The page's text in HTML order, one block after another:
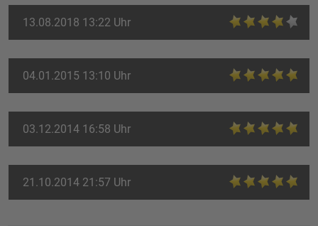
13.08.2018 13:22 Uhr
04.01.2015 13:10 Uhr
03.12.2014 16:58 Uhr
21.10.2014 21:57 Uhr